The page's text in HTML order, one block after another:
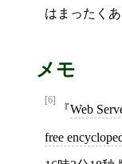
はまったくあ
メモ
[6]
Web
free